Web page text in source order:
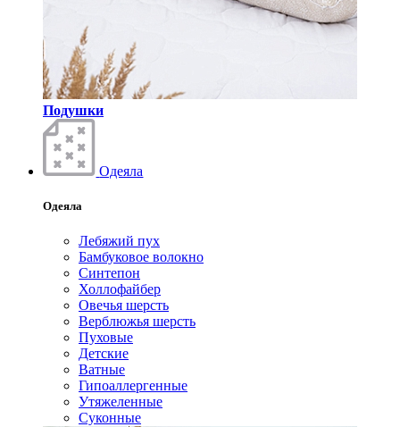
Подушки
Одеяла
Одеяла
Лебяжий пух
Бамбуковое волокно
Синтепон
Холлофайбер
Овечья шерсть
Верблюжья шерсть
Пуховые
Детские
Ватные
Гипоаллергенные
Утяжеленные
Суконные